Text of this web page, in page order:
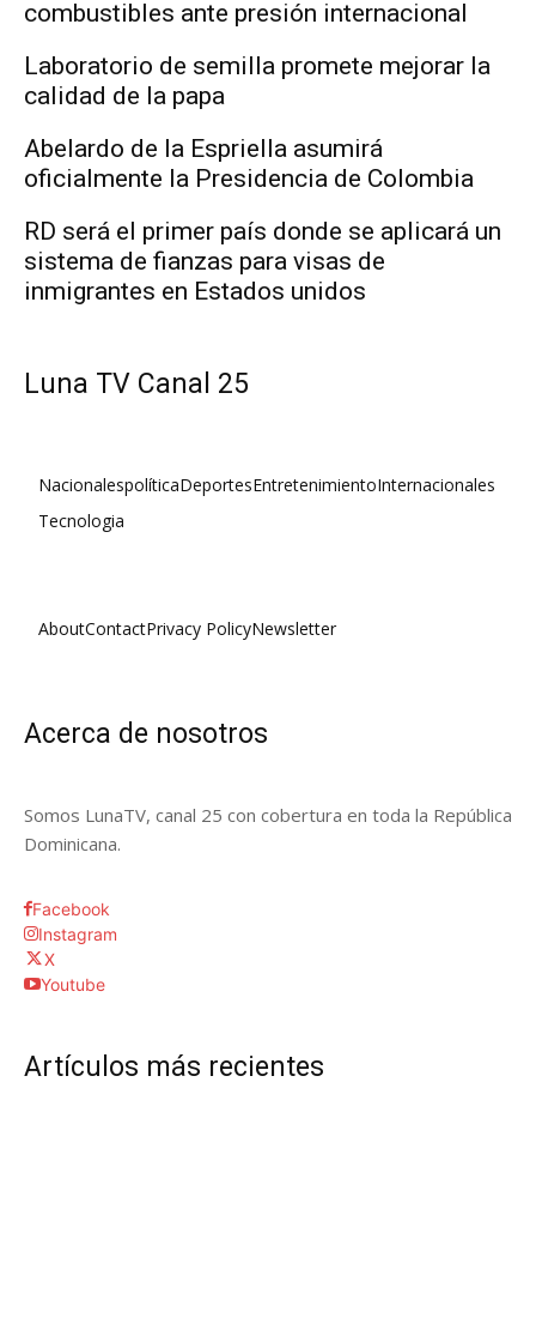
combustibles ante presión internacional
Laboratorio de semilla promete mejorar la
calidad de la papa
Abelardo de la Espriella asumirá
oficialmente la Presidencia de Colombia
RD será el primer país donde se aplicará un
sistema de fianzas para visas de
inmigrantes en Estados unidos
Luna TV Canal 25
NacionalespolíticaDeportesEntretenimientoInternacionales
Tecnologia
AboutContactPrivacy PolicyNewsletter
Acerca de nosotros
Somos LunaTV, canal 25 con cobertura en toda la República
Dominicana.
Facebook
Instagram
X
Youtube
Artículos más recientes